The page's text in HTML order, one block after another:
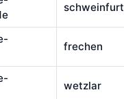
schweinfurt
frechen
wetzlar